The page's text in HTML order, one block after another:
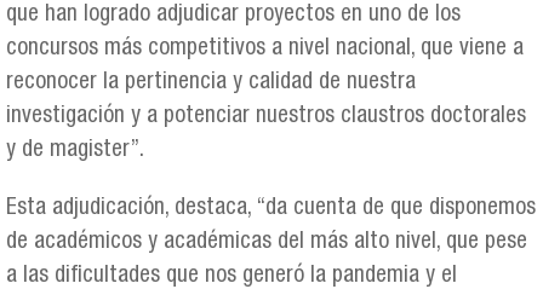
que han logrado adjudicar proyectos en uno de los
concursos más competitivos a nivel nacional, que viene a
reconocer la pertinencia y calidad de nuestra
investigación y a potenciar nuestros claustros doctorales
y de magister”.
Esta adjudicación, destaca, “da cuenta de que disponemos
de académicos y académicas del más alto nivel, que pese
a las dificultades que nos generó la pandemia y el